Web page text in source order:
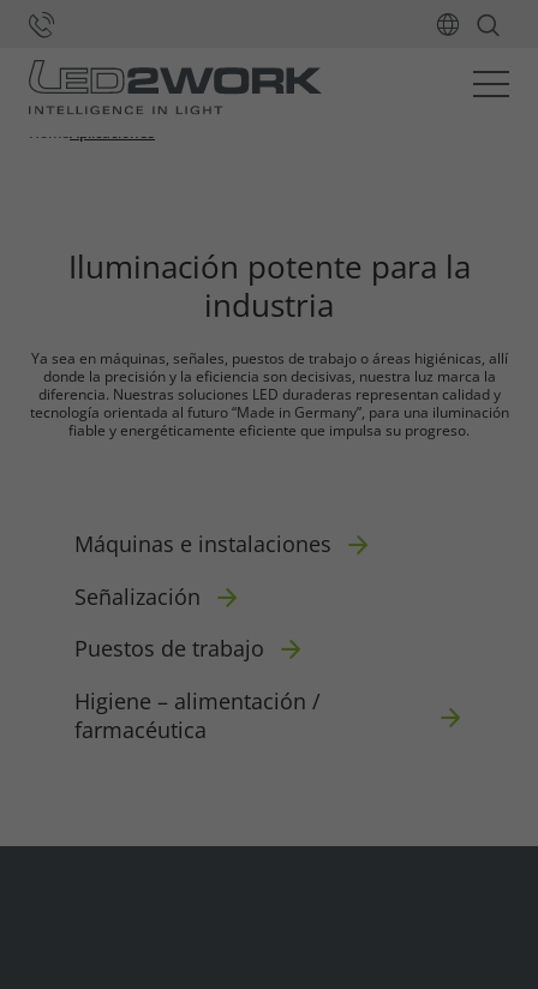
HomeAplicaciones
Iluminación potente para la
industria
Ya sea en máquinas, señales, puestos de trabajo o áreas higiénicas, allí
donde la precisión y la eficiencia son decisivas, nuestra luz marca la
diferencia. Nuestras soluciones LED duraderas representan calidad y
tecnología orientada al futuro “Made in Germany”, para una iluminación
fiable y energéticamente eficiente que impulsa su progreso.
Máquinas e instalaciones
Señalización
Puestos de trabajo
Higiene – alimentación /
farmacéutica